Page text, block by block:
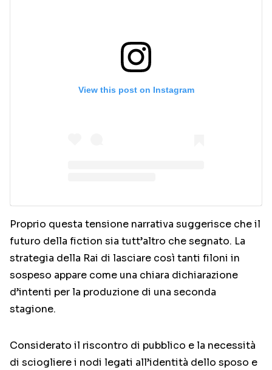
View this post on Instagram
Proprio questa tensione narrativa suggerisce che il
futuro della fiction sia tutt’altro che segnato. La
strategia della Rai di lasciare così tanti filoni in
sospeso appare come una chiara dichiarazione
d’intenti per la produzione di una seconda
stagione.
Considerato il riscontro di pubblico e la necessità
di sciogliere i nodi legati all’identità dello sposo e